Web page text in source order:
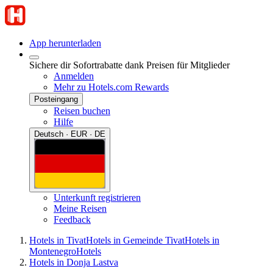
App herunterladen
Sichere dir Sofortrabatte dank Preisen für Mitglieder
Anmelden
Mehr zu Hotels.com Rewards
Posteingang
Reisen buchen
Hilfe
Deutsch · EUR · DE
Unterkunft registrieren
Meine Reisen
Feedback
Hotels in TivatHotels in Gemeinde TivatHotels in
MontenegroHotels
Hotels in Donja Lastva